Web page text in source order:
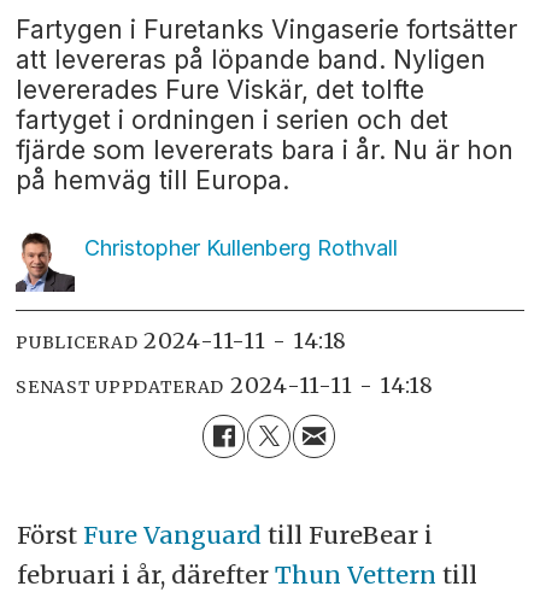
Fartygen i Furetanks Vingaserie fortsätter
att levereras på löpande band. Nyligen
levererades Fure Viskär, det tolfte
fartyget i ordningen i serien och det
fjärde som levererats bara i år. Nu är hon
på hemväg till Europa.
Christopher Kullenberg Rothvall
PUBLICERAD 2024-11-11 - 14:18
SENAST UPPDATERAD 2024-11-11 - 14:18
Först Fure Vanguardtill FureBear i
februari i år, därefter Thun Vettern till